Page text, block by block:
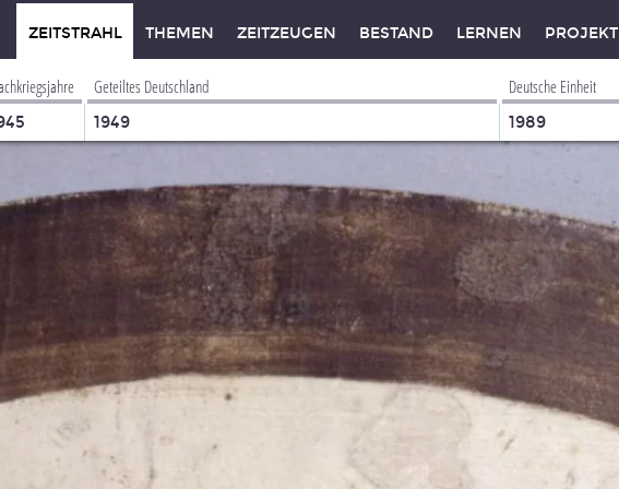
ZEITSTRAHL THEMEN ZEITZEUGEN BESTAND LERNEN PROJEKT
Geteiltes Deutschland
1949
Deutsche Einheit
1989